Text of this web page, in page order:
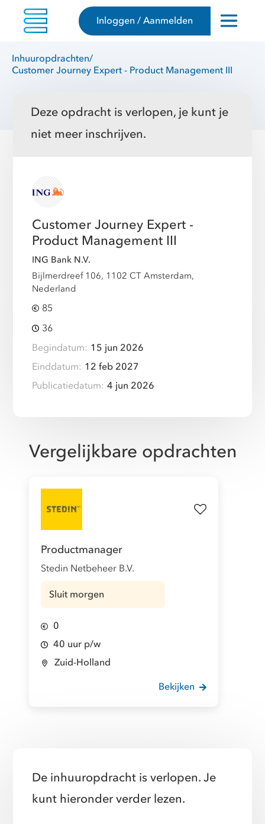
Inloggen / Aanmelden
Inhuuropdrachten/
Customer Journey Expert - Product Management III
Deze opdracht is verlopen, je kunt je
niet meer inschrijven.
Customer Journey Expert -
Product Management III
ING Bank N.V.
Bijlmerdreef 106, 1102 CT Amsterdam,
Nederland
85
36
Begindatum: 15 jun 2026
Einddatum: 12 feb 2027
Publicatiedatum: 4 jun 2026
Vergelijkbare opdrachten
Productmanager
Stedin Netbeheer B.V.
Sluit morgen
0
40 uur p/w
Zuid-Holland
Bekijken
De inhuuropdracht is verlopen. Je
kunt hieronder verder lezen.